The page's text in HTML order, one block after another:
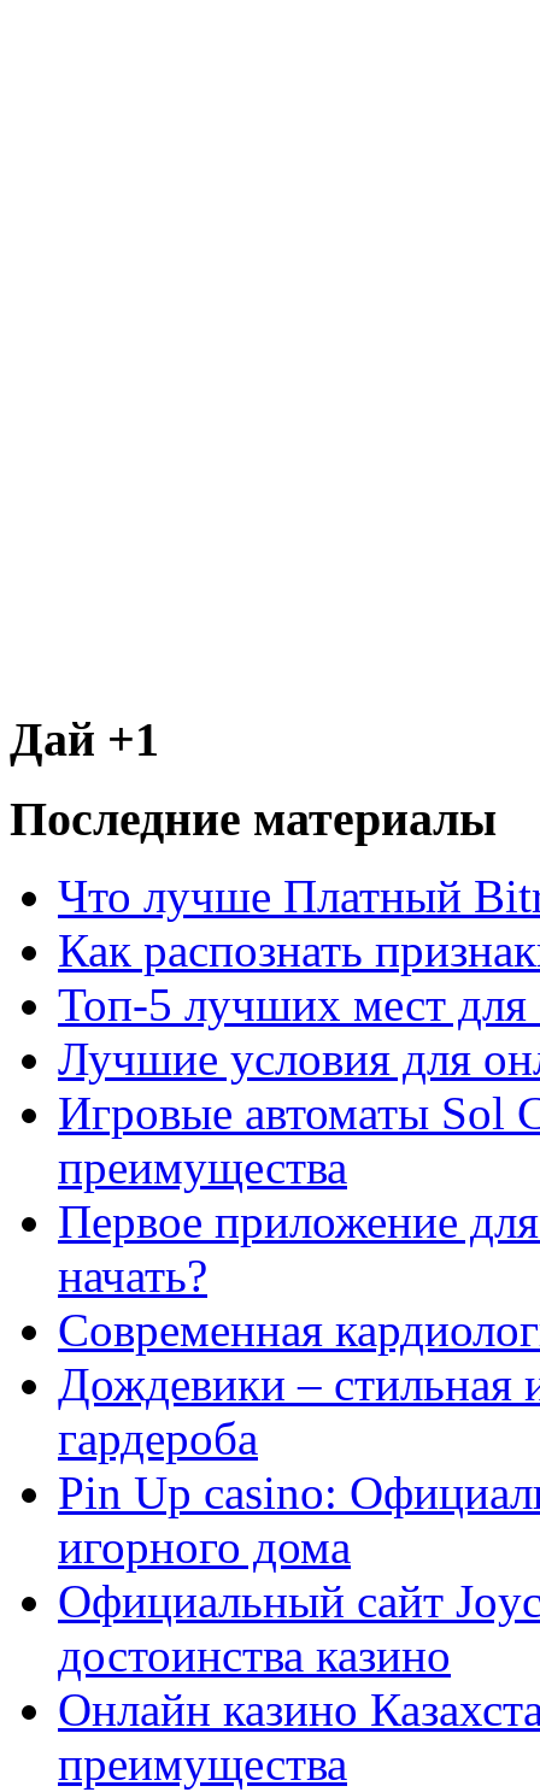
Дай +1
Последние материалы
Что лучше Платный
Как распознать
Топ-5 лучших мест для
Лучшие условия для
Игровые автоматы Sol
преимущества
Первое приложение
начать?
Современная
Дождевики – стильная
гардероба
Pin Up casino:
игорного дома
Официальный сайт
достоинства казино
Онлайн казино
преимущества